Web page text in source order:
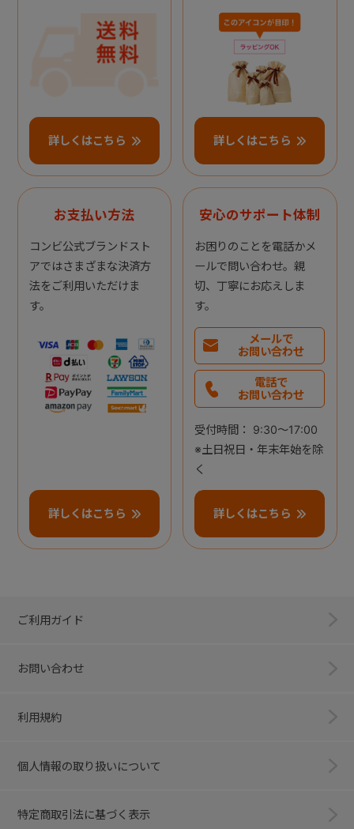
詳しくはこちら 詳しくはこちら
お支払い方法
コンビ公式ブランドスト
アではさまざまな決済方
法をご利用いただけま
す。
詳しくはこちら
安心のサポート体制
お困りのことを電話かメ
ールで問い合わせ。親
切、丁寧にお応えしま
す。
メールで
お問い合わせ
電話で
お問い合わせ
受付時間： 9:30～17:00
※土日祝日・年末年始を除
く
詳しくはこちら
ご利用ガイド
お問い合わせ
利用規約
個人情報の取り扱いについて
特定商取引法に基づく表示